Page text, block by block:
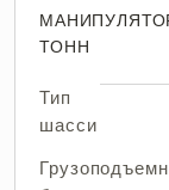
ТОНН
Тип
шасси